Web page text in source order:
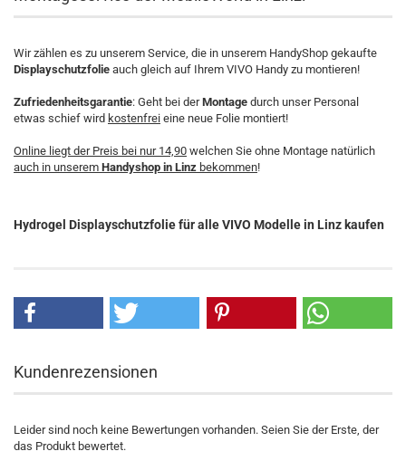
Wir zählen es zu unserem Service, die in unserem HandyShop gekaufte
Displayschutzfolie auch gleich auf Ihrem VIVO Handy zu montieren!
Zufriedenheitsgarantie: Geht bei derMontage durch unser Personal
etwas schief wird kostenfrei eine neue Folie montiert!
Online liegt der Preis bei nur 14,90 welchen Sie ohne Montage natürlich
auch in unserem Handyshop in Linz bekommen!
Hydrogel Displayschutzfolie für alle VIVO Modelle in Linz kaufen
Kundenrezensionen
Leider sind noch keine Bewertungen vorhanden. Seien Sie der Erste, der
das Produkt bewertet.